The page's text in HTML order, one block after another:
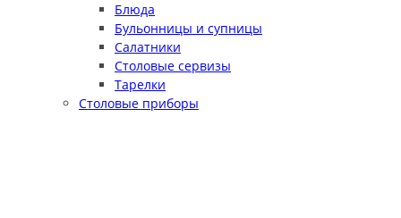
Блюда
Бульонницы и супницы
Салатники
Столовые сервизы
Тарелки
Столовые приборы